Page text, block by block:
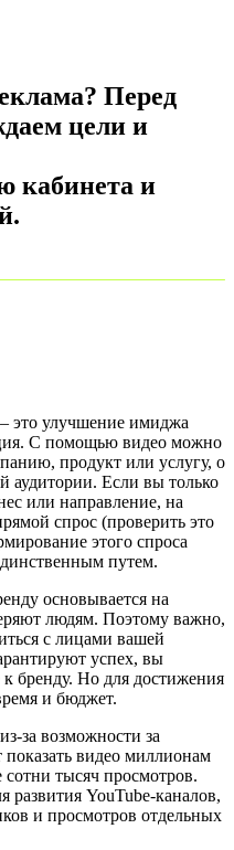
Перед
цели и
кабинета и
это улучшение имиджа
С помощью видео можно
продукт или услугу, о
аудитории. Если вы только
или направление, на
спрос (проверить это
этого спроса
путем.
основывается на
людям. Поэтому важно,
с лицами вашей
успех, вы
бренду. Но для достижения
и бюджет.
за возможности за
видео миллионам
тысяч просмотров.
развития YouTube-каналов,
и просмотров отдельных